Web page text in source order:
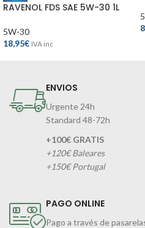
RAVENOL FDS SAE 5W-30 1L
5W-30
18,95€ IVA inc
ENVIOS
Urgente 24h
Standard 48-72h
+100€ GRATIS
+120€ Baleares
+150€ Portugal
PAGO ONLINE
Pago a través de